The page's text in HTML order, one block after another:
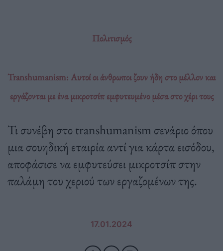
Πολιτισμός
Transhumanism: Αυτοί οι άνθρωποι ζουν ήδη στο μέλλον και
εργάζονται με ένα μικροτσίπ εμφυτευμένο μέσα στο χέρι τους
Τι συνέβη στο transhumanism σενάριο όπου
μια σουηδική εταιρία αντί για κάρτα εισόδου,
αποφάσισε να εμφυτεύσει μικροτσίπ στην
παλάμη του χεριού των εργαζομένων της.
17.01.2024